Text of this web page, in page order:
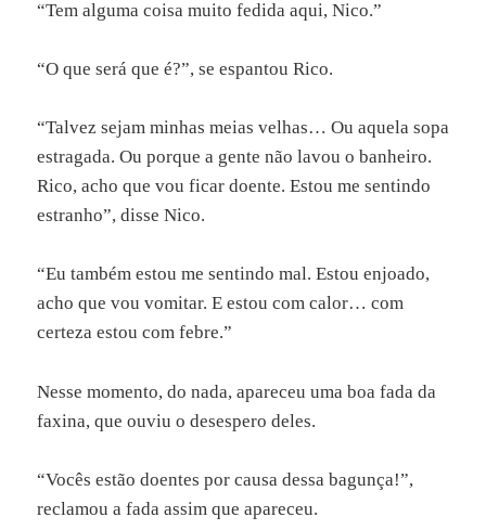
“Tem alguma coisa muito fedida aqui, Nico.”
“O que será que é?”, se espantou Rico.
“Talvez sejam minhas meias velhas… Ou aquela sopa
estragada. Ou porque a gente não lavou o banheiro.
Rico, acho que vou ficar doente. Estou me sentindo
estranho”, disse Nico.
“Eu também estou me sentindo mal. Estou enjoado,
acho que vou vomitar. E estou com calor… com
certeza estou com febre.”
Nesse momento, do nada, apareceu uma boa fada da
faxina, que ouviu o desespero deles.
“Vocês estão doentes por causa dessa bagunça!”,
reclamou a fada assim que apareceu.